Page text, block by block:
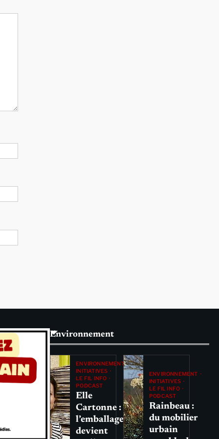
Environnement
ENVIRONNEMENT
INITIATIVES
LE FIL INFO
PODCAST
Elle
Cartonne :
l’emballage
devient
ENVIRONNEMENT
INITIATIVES
LE FIL INFO
PODCAST
Rainbeau :
du mobilier
urbain